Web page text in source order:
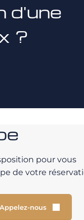
d'une
?
pour vous
de votre
Appelez-nous